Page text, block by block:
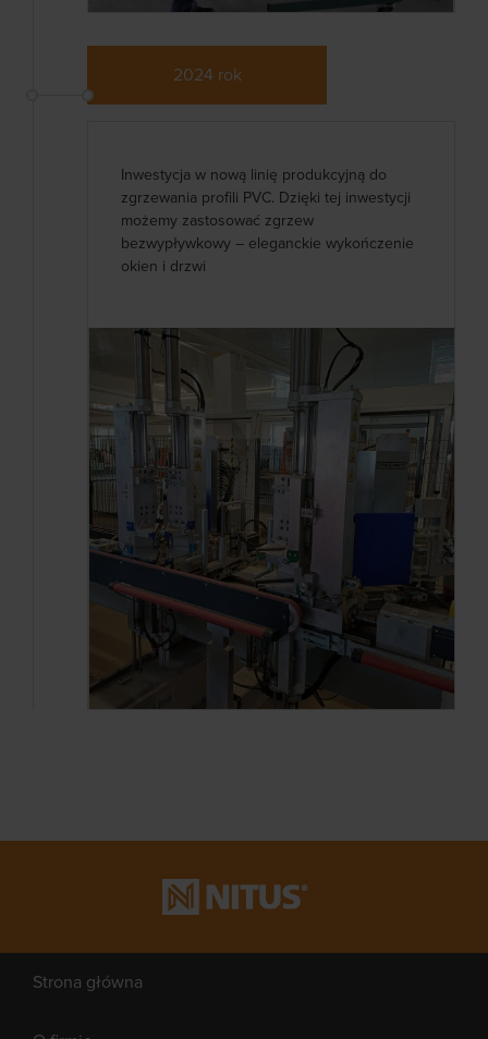
Inwestycja w nową linię produkcyjną do
zgrzewania profili PVC. Dzięki tej inwestycji
możemy zastosować zgrzew
bezwypływkowy – eleganckie wykończenie
okien i drzwi
2024 rok
Strona główna